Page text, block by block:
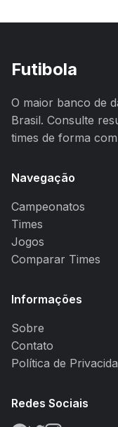
Futibola
O maior banco de
Brasil. Consulte
times de forma
Navegação
Campeonatos
Times
Jogos
Comparar Times
Informações
Sobre
Contato
Política de
Redes Sociais